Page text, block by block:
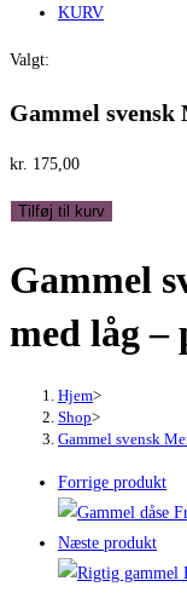
KURV
Valgt:
Gammel
kr. 175,00
Gammel
Menthol
med
patineret
Tilføj til kurv
Gammel
med låg –
Hjem>
Shop>
Gammel svensk
Forrige produkt
Næste produkt